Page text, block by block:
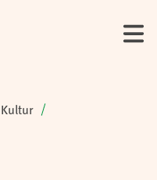
Kultur